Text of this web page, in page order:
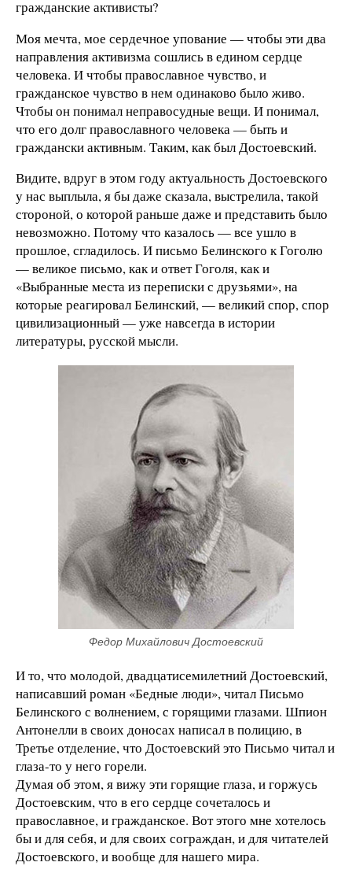
гражданские активисты?
Моя мечта, мое сердечное упование — чтобы эти два
направления активизма сошлись в едином сердце
человека. И чтобы православное чувство, и
гражданское чувство в нем одинаково было живо.
Чтобы он понимал неправосудные вещи. И понимал,
что его долг православного человека — быть и
граждански активным. Таким, как был Достоевский.
Видите, вдруг в этом году актуальность Достоевского
у нас выплыла, я бы даже сказала, выстрелила, такой
стороной, о которой раньше даже и представить было
невозможно. Потому что казалось — все ушло в
прошлое, сгладилось. И письмо Белинского к Гоголю
— великое письмо, как и ответ Гоголя, как и
«Выбранные места из переписки с друзьями», на
которые реагировал Белинский, — великий спор, спор
цивилизационный — уже навсегда в истории
литературы, русской мысли.
Федор Михайлович Достоевский
И то, что молодой, двадцатисемилетний Достоевский,
написавший роман «Бедные люди», читал Письмо
Белинского с волнением, с горящими глазами. Шпион
Антонелли в своих доносах написал в полицию, в
Третье отделение, что Достоевский это Письмо читал и
глаза-то у него горели.
Думая об этом, я вижу эти горящие глаза, и горжусь
Достоевским, что в его сердце сочеталось и
православное, и гражданское. Вот этого мне хотелось
бы и для себя, и для своих сограждан, и для читателей
Достоевского, и вообще для нашего мира.